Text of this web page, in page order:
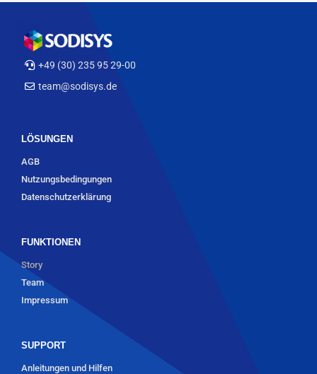
+49 (30) 235 95 29-00
team@sodisys.de
LÖSUNGEN
AGB
Nutzungsbedingungen
Datenschutzerklärung
FUNKTIONEN
Story
Team
Impressum
SUPPORT
Anleitungen und Hilfen